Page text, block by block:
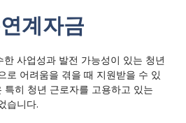
계자금
사업성과 발전 가능성이 있는 청년
로 어려움을 겪을 때 지원받을 수 있
특히 청년 근로자를 고용하고 있는
습니다.